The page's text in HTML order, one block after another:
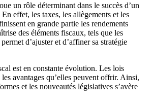
un rôle déterminant dans le succès d’un
effet, les taxes, les allègements et les
en grande partie les rendements
des éléments fiscaux, tels que les
d’ajuster et d’affiner sa stratégie
est en constante évolution. Les lois
avantages qu’elles peuvent offrir. Ainsi,
et les nouveautés législatives s’avère